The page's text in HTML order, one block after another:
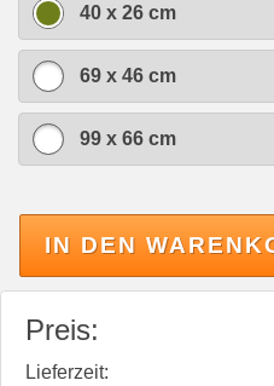
40 x 26 cm
69 x 46 cm
99 x 66 cm
IN DEN
Preis:
Lieferzeit: